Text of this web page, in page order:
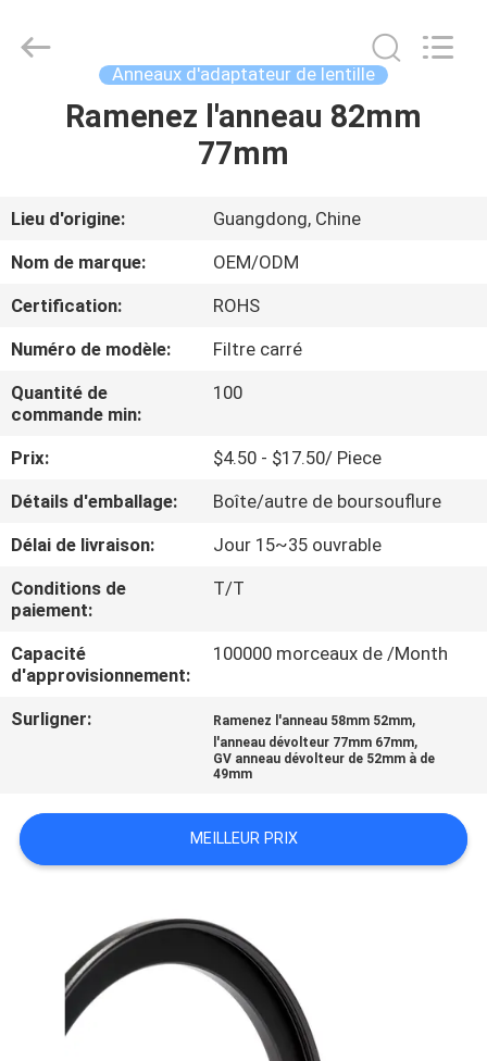
MAISON
AU
SUJET
NOUS
D'USINE
CONTRÔLE
DE
QUALITÉ
CONTACTEZ-
NOUS
UNE
CITATION
Technology
Anneaux d'adaptateur de lentille
Ramenez l'anneau 82mm
77mm
Lieu d'origine:
Guangdong, Chine
Nom de marque:
OEM/ODM
Certification:
ROHS
Numéro de modèle:
Filtre carré
Quantité de
commande min:
100
Prix:
$4.50 - $17.50/ Piece
Détails d'emballage:
Boîte/autre de boursouflure
Délai de livraison:
Jour 15~35 ouvrable
Conditions de
paiement:
T/T
Capacité
d'approvisionnement:
100000 morceaux de /Month
Surligner: Ramenez l'anneau 58mm 52mm,
l'anneau dévolteur 77mm 67mm,
GV anneau dévolteur de 52mm à de
49mm
MEILLEUR PRIX